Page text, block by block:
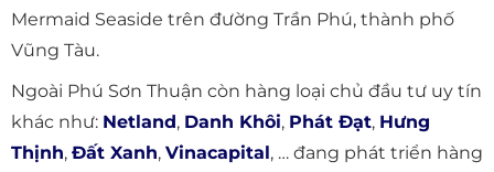
Mermaid Seaside trên đường Trần Phú, thành phố
Vũng Tàu.
Ngoài Phú Sơn Thuận còn hàng loại chủ đầu tư uy tín
khác như: Netland, Danh Khôi, Phát Đạt, Hưng
Thịnh, Đất Xanh, Vinacapital, … đang phát triển hàng